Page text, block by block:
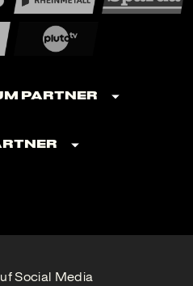
Partner
Social Media